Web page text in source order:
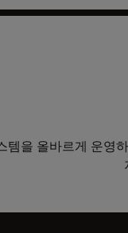
템을 올바르게 운영